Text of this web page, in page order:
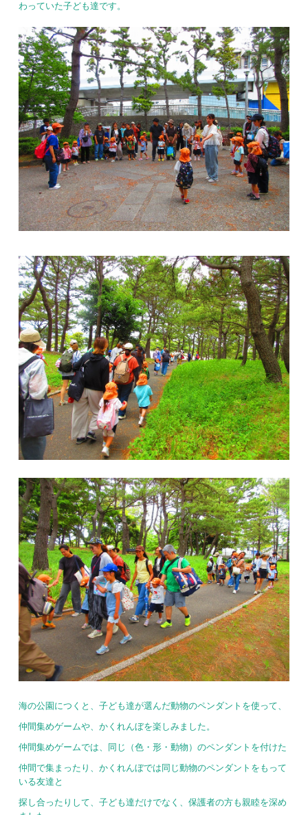
わっていた子ども達です。
海の公園につくと、子ども達が選んだ動物のペンダントを使って、
仲間集めゲームや、かくれんぼを楽しみました。
仲間集めゲームでは、同じ（色・形・動物）のペンダントを付けた
仲間で集まったり、かくれんぼでは同じ動物のペンダントをもって
いる友達と
探し合ったりして、子ども達だけでなく、保護者の方も親睦を深め